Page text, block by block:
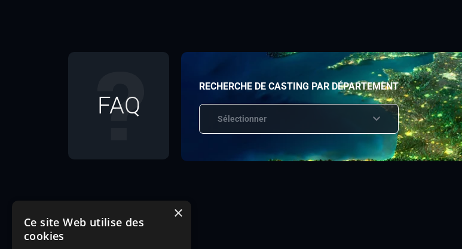
FAQ
RECHERCHE DE CASTING PAR DÉPARTEMENT
Sélectionner
×
Ce site Web utilise des
cookies